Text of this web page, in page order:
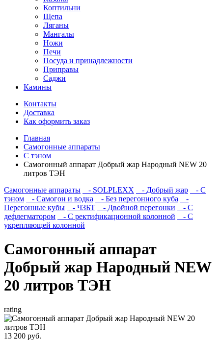
Коптильни
Щепа
Ляганы
Мангалы
Ножи
Печи
Посуда и принадлежности
Приправы
Саджи
Камины
Контакты
Доставка
Как оформить заказ
Главная
Самогонные аппараты
С тэном
Самогонный аппарат Добрый жар Народный NEW 20
литров ТЭН
Самогонные аппараты
- SOLPLEXX - Добрый жар
- С
тэном
- Самогон и водка - Без перегонного куба
-
Перегонные кубы
- ЧЗБТ - Двойной перегонки
- С
дефлегматором
- С ректификационной колонной
- С
укрепляющей колонной
Самогонный аппарат
Добрый жар Народный NEW
20 литров ТЭН
rating
13 200 руб.